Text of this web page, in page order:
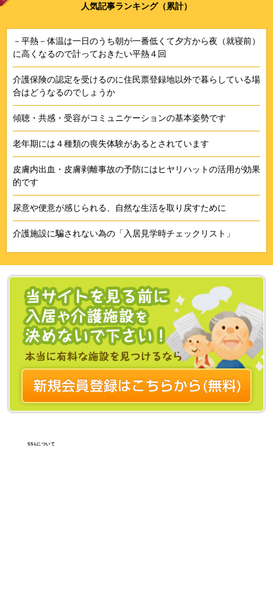
人気記事ランキング（累計）
－平熱－体温は一日のうち朝が一番低くて夕方から夜（就寝前）
に高くなるので計っておきたい平熱４回
介護保険の認定を受けるのに住民票登録地以外で暮らしている場
合はどうなるのでしょうか
傾聴・共感・受容がコミュニケーションの基本姿勢です
老年期には４種類の喪失体験があるとされています
皮膚内出血・皮膚剥離事故の予防にはヒヤリハットの活用が効果
的です
尿意や便意が感じられる、自然な生活を取り戻すために
介護施設に騙されない為の「入居見学時チェックリスト」
SSLについて